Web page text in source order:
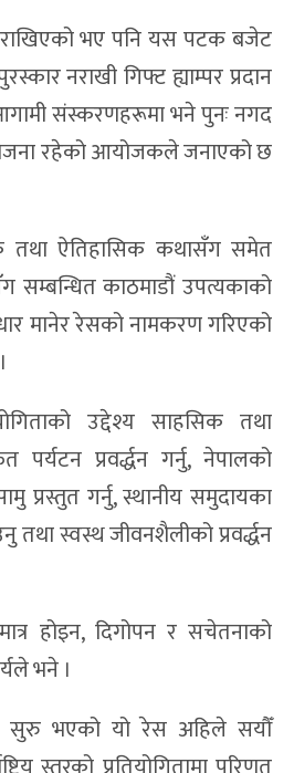
भए पनि यस पटक बजेट
नराखी गिफ्ट ह्याम्पर प्रदान
संस्करणहरूमा भने पुनः नगद
रहेको आयोजकले जनाएको छ
तथा ऐतिहासिक कथासँग समेत
सम्बन्धित काठमाडौं उपत्यकाको
मानेर रेसको नामकरण गरिएको
उद्देश्य साहसिक तथा
पर्यटन प्रवर्द्धन गर्नु, नेपालको
प्रस्तुत गर्नु, स्थानीय समुदायका
स्वस्थ जीवनशैलीको प्रवर्द्धन
होइन, दिगोपन र सचेतनाको
भने ।
सुरु भएको यो रेस अहिले सयौँ